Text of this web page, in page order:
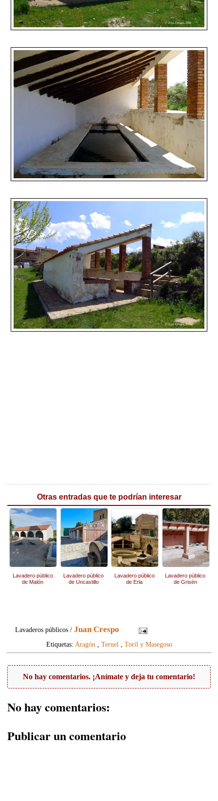
Otras entradas que te podrían interesar
Lavadero público
de Malón
Lavadero público
de Uncastillo
Lavadero público
de Erla
Lavadero público
de Grisén
Lavaderos públicos /Juan Crespo
Etiquetas: Aragón Teruel Toril y Masegoso
No hay comentarios. ¡Anímate y deja tu comentario!
No hay comentarios:
Publicar un comentario